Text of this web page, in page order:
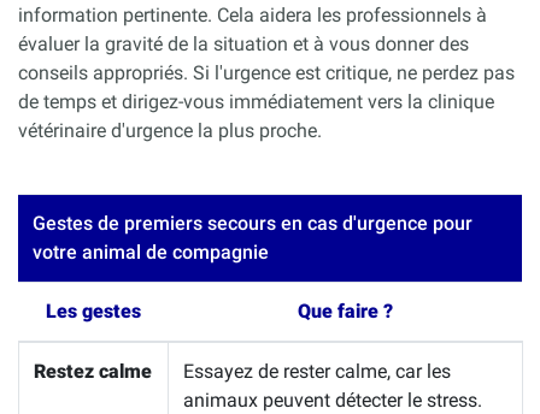
information pertinente. Cela aidera les professionnels à
évaluer la gravité de la situation et à vous donner des
conseils appropriés. Si l'urgence est critique, ne perdez pas
de temps et dirigez-vous immédiatement vers la clinique
vétérinaire d'urgence la plus proche.
Gestes de premiers secours en cas d'urgence pour
votre animal de compagnie
Les gestes Que faire ?
Restez calme
Essayez de rester calme, car les
animaux peuvent détecter le stress.